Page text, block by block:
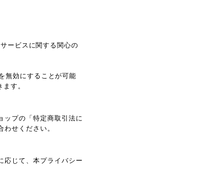
ービスに関する関心の
無効にすることが可能
す。
ップの「特定商取引法に
せください。
応じて、本プライバシー